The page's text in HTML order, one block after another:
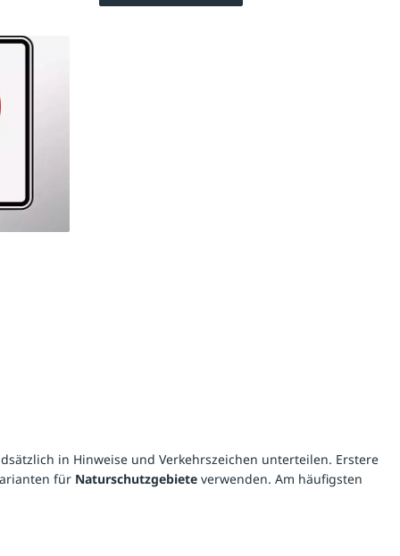
in Hinweise und Verkehrszeichen unterteilen. Erstere
für Naturschutzgebiete verwenden. Am häufigsten